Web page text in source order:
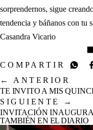
sorprendernos, sigue
tendencia y báñanos con tu
Casandra Vicario
COMPARTIR
← ANTERIOR
TE INVITO A MIS
SIGUIENTE
→
INVITACIÓN
TAMBIÉN EN EL DIARIO